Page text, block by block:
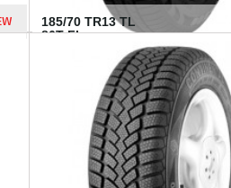
185/70 TR13 TL
86T FI...